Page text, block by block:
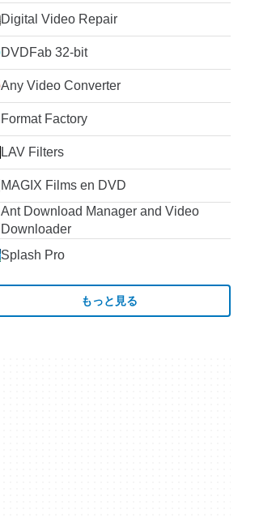
Digital Video Repair
DVDFab 32-bit
Any Video Converter
Format Factory
LAV Filters
MAGIX Films en DVD
Ant Download Manager and Video
Downloader
Splash Pro
もっと見る